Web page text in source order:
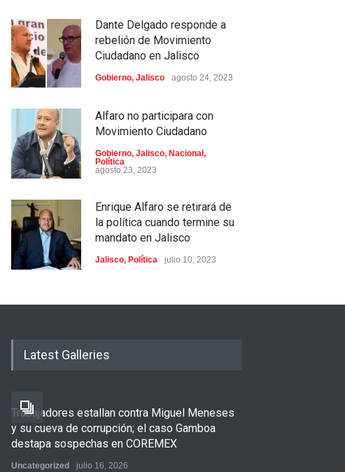
Dante Delgado responde a
rebelión de Movimiento
Ciudadano en Jalisco
Gobierno, Jalisco agosto 24, 2023
Alfaro no participara con
Movimiento Ciudadano
Gobierno, Jalisco, Nacional ,
Política
agosto 23, 2023
Enrique Alfaro se retirará de
la política cuando termine su
mandato en Jalisco
Jalisco, Política julio 10, 2023
Latest Galleries
Trabajadores estallan contra Miguel Meneses
y su cueva de corrupción; el caso Gamboa
destapa sospechas en COREMEX
Uncategorized julio 16, 2026